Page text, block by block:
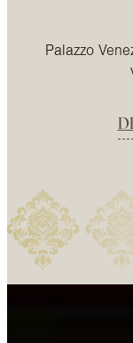
Palazzo